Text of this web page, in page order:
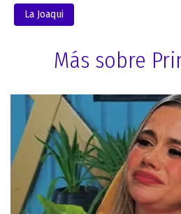
La Joaqui
Más sobre